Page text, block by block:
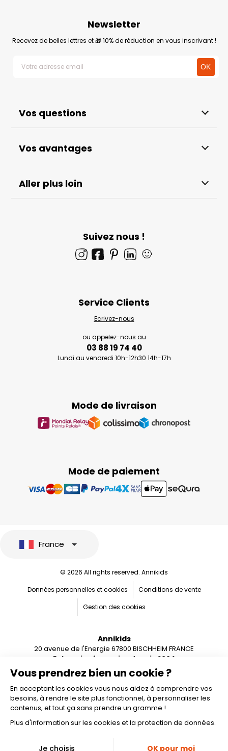
Vos questions
Vos avantages
Aller plus loin
Newsletter
Recevez de belles lettres et 🎁 10% de réduction en vous inscrivant !
Suivez nous !
🙂
Mode de paiement
Mode de livraison
Service Clients
Ecrivez-nous
ou appelez-nous au
03 88 19 74 40
Lundi au vendredi 10h-12h30 14h-17h
Vous prendrez bien un cookie ?
En acceptant les cookies vous nous aidez à comprendre vos
besoins, à rendre le site plus fonctionnel, à personnaliser les
contenus, et tout ça sans prendre un gramme !
Plus d'information sur les cookies et la protection de données.
Je choisis OK pour moi
France
© 2026 All rights reserved. Annikids
Données personnelles et cookies
Conditions de vente
Gestion des cookies
Annikids
20 avenue de l'Energie 67800 BISCHHEIM FRANCE
Entreprise française depuis 2004